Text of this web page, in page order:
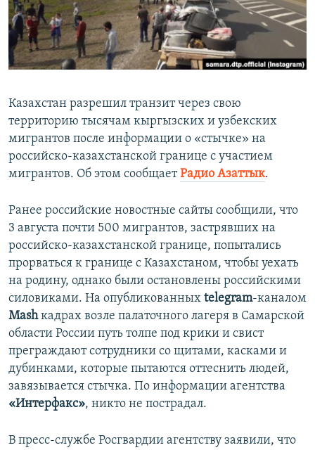
ПОБЕДИТЕЛЕЙ НЕ СУДЯТ?
КРЫМ.НЕПОКОРЕННЫЙ
ELIFBE
ПРИСОЕДИНЯЙТЕСЬ!
Все сайты RFE/RL
Казахстан разрешил транзит через свою
территорию тысячам кыргызских и узбекских
мигрантов после информации о «стычке» на
российско-казахстанской границе с участием
мигрантов. Об этом сообщаетРадио Азаттык.
Ранее российские новостные сайты сообщили, что
3 августа почти 500 мигрантов, застрявших на
российско-казахстанской границе, попытались
прорваться к границе с Казахстаном, чтобы уехать
на родину, однако были остановлены российскими
силовиками. На опубликованных telegram-каналом
Mashкадрах возле палаточного лагеря в Самарской
области России путь толпе под крики и свист
преграждают сотрудники со щитами, касками и
дубинками, которые пытаются оттеснить людей,
завязывается стычка. По информации агентства
«Интерфакс», никто не пострадал.
В пресс-службе Росгвардии агентству заявили, что